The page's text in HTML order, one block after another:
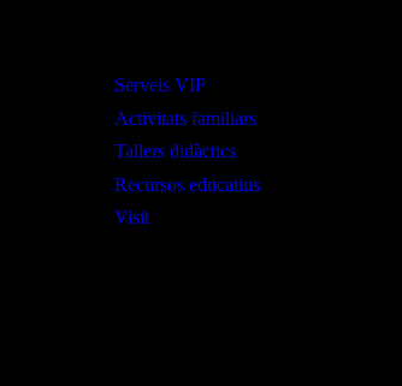
Serveis VIP
Activitats familiars
Tallers didàctics
Recursos educatius
Visit